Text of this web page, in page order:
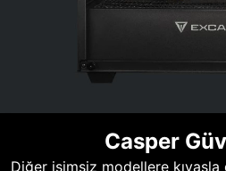
Casper
Diğer isimsiz modellere